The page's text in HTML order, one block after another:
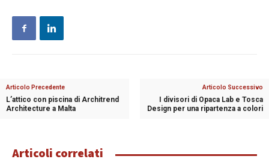
Articolo Precedente
L’attico con piscina di Architrend
Architecture a Malta
Articolo Successivo
I divisori di Opaca Lab e Tosca
Design per una ripartenza a colori
Articoli correlati